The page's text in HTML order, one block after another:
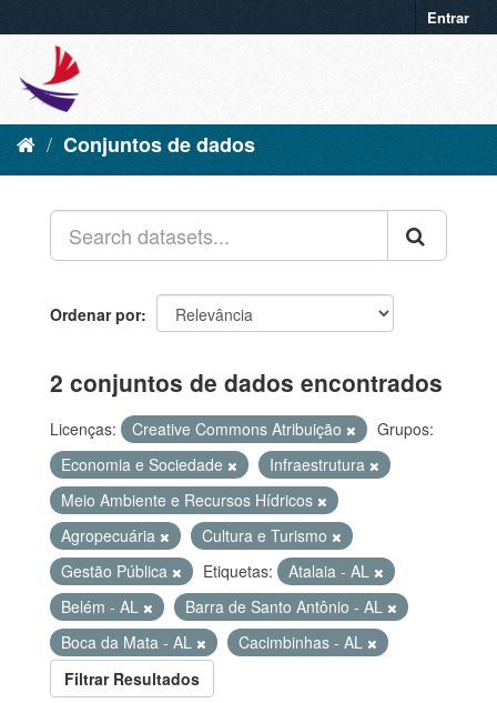
Entrar
Conjuntos de dados
Ordenar por
2 conjuntos de dados encontrados
Licenças: Creative Commons Atribuição
Grupos:
Economia e Sociedade
Infraestrutura
Meio Ambiente e Recursos Hídricos
Agropecuária
Cultura e Turismo
Gestão Pública
Etiquetas:
Atalaia - AL
Belém - AL
Barra de Santo Antônio - AL
Boca da Mata - AL
Cacimbinhas - AL
Filtrar Resultados